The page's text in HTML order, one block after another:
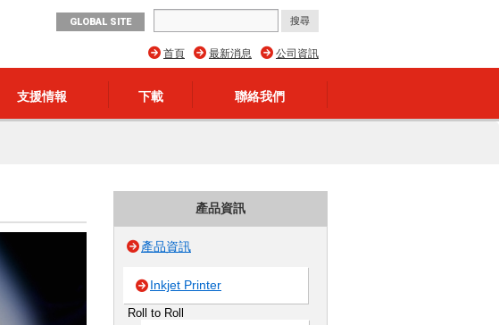
GLOBAL SITE
公司資訊
最新消息
首頁
支援情報 下載 聯絡我們
產品資訊
產品資訊
Inkjet Printer
Roll to Roll